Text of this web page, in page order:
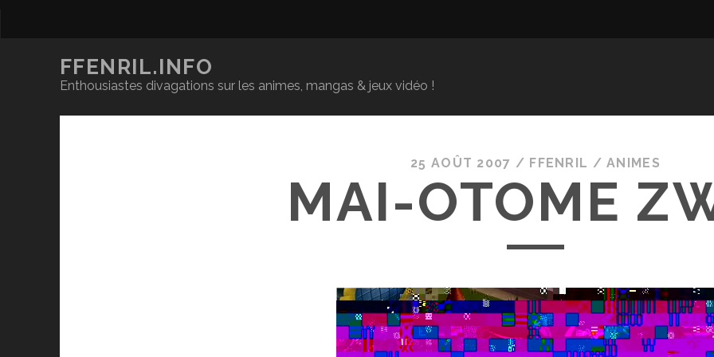
FFENRIL.INFO
Enthousiastes divagations sur les animes, mangas & jeux vidéo !
25 AOÛT 2007 / FFENRIL /ANIMES
MAI-OTOME